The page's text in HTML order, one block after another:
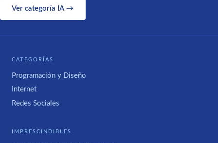
Ver categoría IA →
CATEGORÍAS
Programación y Diseño
Internet
Redes Sociales
IMPRESCINDIBLES